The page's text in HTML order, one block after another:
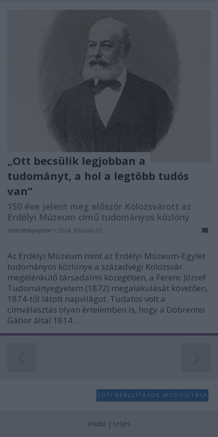
„Ott becsülik legjobban a
tudományt, a hol a legtöbb tudós
van”
150 éve jelent meg először Kolozsvárott az
Erdélyi Múzeum című tudományos közlöny
nemzetikonyvtar • 2024. február 01.
Az Erdélyi Múzeum mint az Erdélyi Múzeum-Egylet
tudományos közlönye a századvégi Kolozsvár
megélénkülő társadalmi közegében, a Ferenc József
Tudományegyetem (1872) megalakulását követően,
1874-től látott napvilágot. Tudatos volt a
címválasztás olyan értelemben is, hogy a Döbrentei
Gábor által 1814…
SÜTI BEÁLLÍTÁSOK MÓDOSÍTÁSA
mobil | teljes